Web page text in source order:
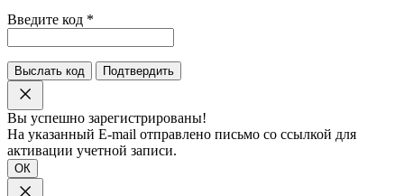
Введите код *
Выслать код Подтвердить
Вы успешно зарегистрированы!
На указанный E-mail отправлено письмо со ссылкой для
активации учетной записи.
ОК